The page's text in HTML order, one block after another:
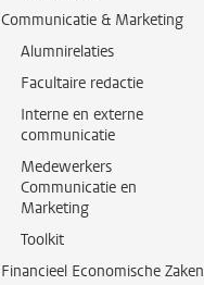
Communicatie & Marketing
Alumnirelaties
Facultaire redactie
Interne en externe
communicatie
Medewerkers
Communicatie en
Marketing
Toolkit
Financieel Economische Zaken